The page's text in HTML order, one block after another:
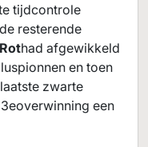
tijdcontrole
resterende
had afgewikkeld
en toen
zwarte
een